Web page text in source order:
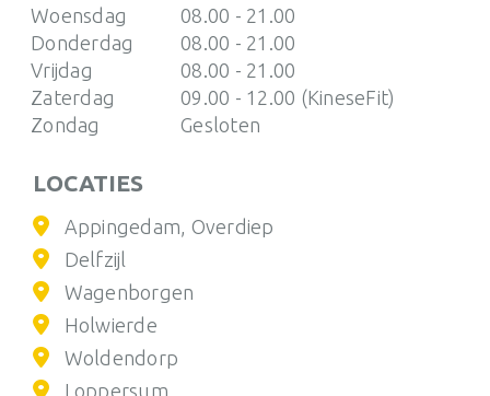
Woensdag
08.00 - 21.00
Donderdag
08.00 - 21.00
Vrijdag
08.00 - 21.00
Zaterdag
09.00 - 12.00 (KineseFit)
Zondag
Gesloten
LOCATIES
Appingedam, Overdiep
Delfzijl
Wagenborgen
Holwierde
Woldendorp
Loppersum